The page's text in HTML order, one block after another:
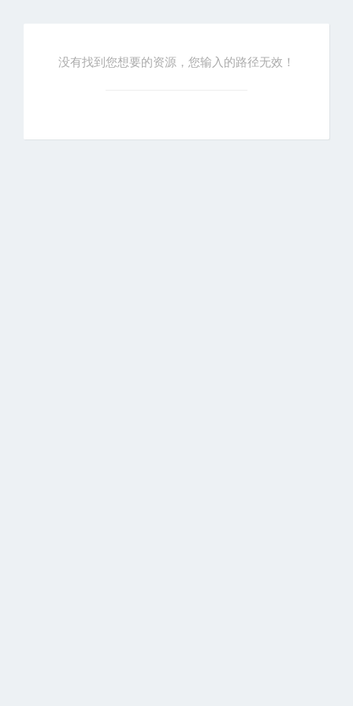
没有找到您想要的资源，您输入的路径无效！